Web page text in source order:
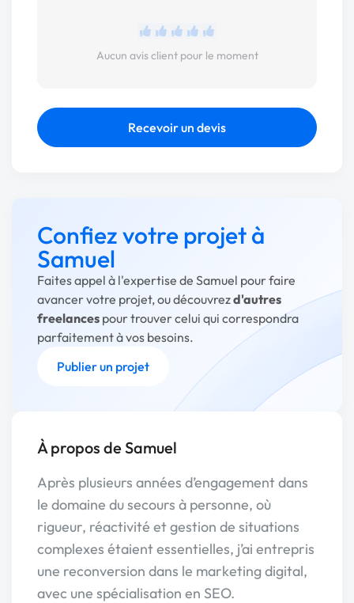
Aucun avis client pour le moment
Recevoir un devis
Confiez votre projet à
Samuel
Faites appel à l'expertise de Samuel pour faire
avancer votre projet, ou découvrezd'autres
freelances pour trouver celui qui correspondra
parfaitement à vos besoins.
Publier un projet
À propos de Samuel
Après plusieurs années d’engagement dans
le domaine du secours à personne, où
rigueur, réactivité et gestion de situations
complexes étaient essentielles, j’ai entrepris
une reconversion dans le marketing digital,
avec une spécialisation en SEO.